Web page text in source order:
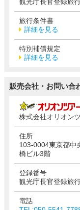
旅行条件書
詳細を見る
特別補償規定
詳細を見る
販売会社・お問い合
株式会社オリオン
住所
103-0004東京都中
橋ビル3階
登録番号
観光庁長官登録旅
電話